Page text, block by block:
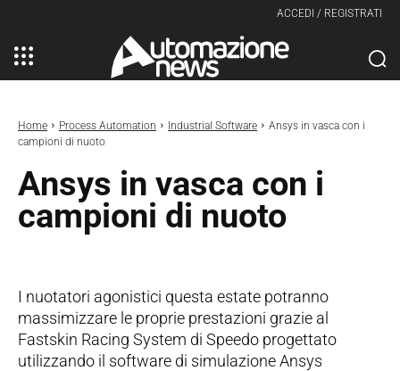
ACCEDI / REGISTRATI
Home Process Automation Industrial Software
Ansys in vasca con i
campioni di nuoto
Ansys in vasca con i
campioni di nuoto
I nuotatori agonistici questa estate potranno
massimizzare le proprie prestazioni grazie al
Fastskin Racing System di Speedo progettato
utilizzando il software di simulazione Ansys